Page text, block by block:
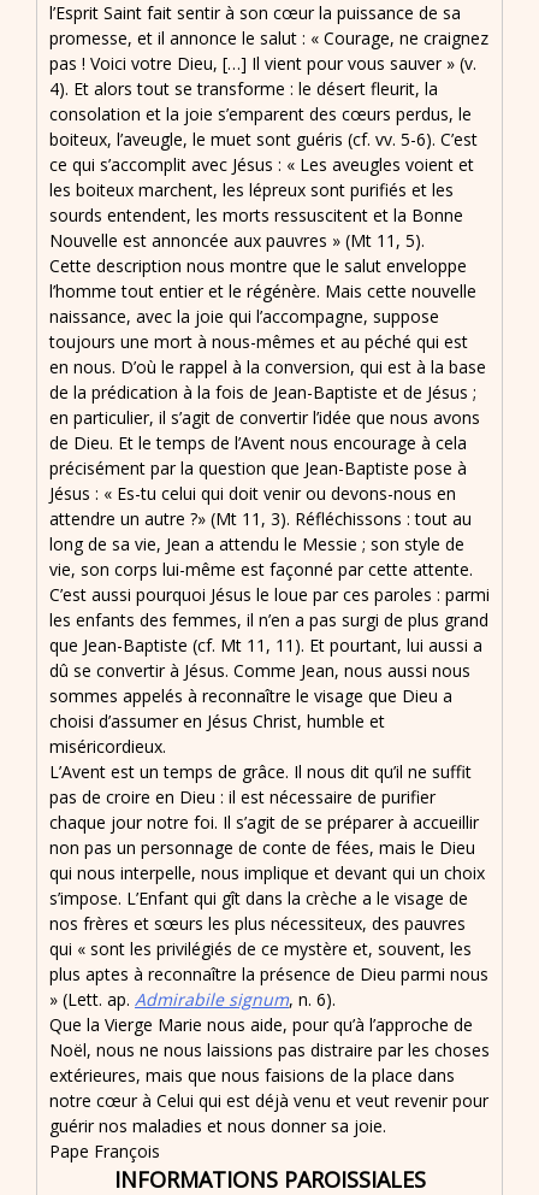
l’Esprit Saint fait sentir à son cœur la puissance de sa
promesse, et il annonce le salut : « Courage, ne craignez
pas ! Voici votre Dieu, […] Il vient pour vous sauver » (v.
4). Et alors tout se transforme : le désert fleurit, la
consolation et la joie s’emparent des cœurs perdus, le
boiteux, l’aveugle, le muet sont guéris (cf. vv. 5-6). C’est
ce qui s’accomplit avec Jésus : « Les aveugles voient et
les boiteux marchent, les lépreux sont purifiés et les
sourds entendent, les morts ressuscitent et la Bonne
Nouvelle est annoncée aux pauvres » (Mt 11, 5).
Cette description nous montre que le salut enveloppe
l’homme tout entier et le régénère. Mais cette nouvelle
naissance, avec la joie qui l’accompagne, suppose
toujours une mort à nous-mêmes et au péché qui est
en nous. D’où le rappel à la conversion, qui est à la base
de la prédication à la fois de Jean-Baptiste et de Jésus ;
en particulier, il s’agit de convertir l’idée que nous avons
de Dieu. Et le temps de l’Avent nous encourage à cela
précisément par la question que Jean-Baptiste pose à
Jésus : « Es-tu celui qui doit venir ou devons-nous en
attendre un autre ?» (Mt 11, 3). Réfléchissons : tout au
long de sa vie, Jean a attendu le Messie ; son style de
vie, son corps lui-même est façonné par cette attente.
C’est aussi pourquoi Jésus le loue par ces paroles : parmi
les enfants des femmes, il n’en a pas surgi de plus grand
que Jean-Baptiste (cf. Mt 11, 11). Et pourtant, lui aussi a
dû se convertir à Jésus. Comme Jean, nous aussi nous
sommes appelés à reconnaître le visage que Dieu a
choisi d’assumer en Jésus Christ, humble et
miséricordieux.
L’Avent est un temps de grâce. Il nous dit qu’il ne suffit
pas de croire en Dieu : il est nécessaire de purifier
chaque jour notre foi. Il s’agit de se préparer à accueillir
non pas un personnage de conte de fées, mais le Dieu
qui nous interpelle, nous implique et devant qui un choix
s’impose. L’Enfant qui gît dans la crèche a le visage de
nos frères et sœurs les plus nécessiteux, des pauvres
qui « sont les privilégiés de ce mystère et, souvent, les
plus aptes à reconnaître la présence de Dieu parmi nous
» (Lett. ap. Admirabile signum, n. 6).
Que la Vierge Marie nous aide, pour qu’à l’approche de
Noël, nous ne nous laissions pas distraire par les choses
extérieures, mais que nous faisions de la place dans
notre cœur à Celui qui est déjà venu et veut revenir pour
guérir nos maladies et nous donner sa joie.
Pape François
INFORMATIONS PAROISSIALES